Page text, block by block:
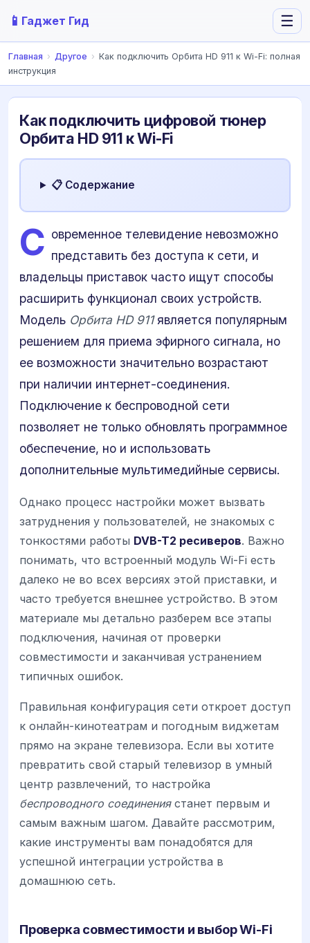
📱 Гаджет Гид ☰
Главная › Другое › Как подключить Орбита HD 911 к Wi-Fi: полная
инструкция
Как подключить цифровой тюнер
Орбита HD 911 к Wi-Fi
📋 Содержание
С овременное телевидение невозможно
представить без доступа к сети, и
владельцы приставок часто ищут способы
расширить функционал своих устройств.
Модель Орбита HD 911является популярным
решением для приема эфирного сигнала, но
ее возможности значительно возрастают
при наличии интернет-соединения.
Подключение к беспроводной сети
позволяет не только обновлять программное
обеспечение, но и использовать
дополнительные мультимедийные сервисы.
Однако процесс настройки может вызвать
затруднения у пользователей, не знакомых с
тонкостями работы DVB-T2 ресиверов. Важно
понимать, что встроенный модуль Wi-Fi есть
далеко не во всех версиях этой приставки, и
часто требуется внешнее устройство. В этом
материале мы детально разберем все этапы
подключения, начиная от проверки
совместимости и заканчивая устранением
типичных ошибок.
Правильная конфигурация сети откроет доступ
к онлайн-кинотеатрам и погодным виджетам
прямо на экране телевизора. Если вы хотите
превратить свой старый телевизор в умный
центр развлечений, то настройка
беспроводного соединениястанет первым и
самым важным шагом. Давайте рассмотрим,
какие инструменты вам понадобятся для
успешной интеграции устройства в
домашнюю сеть.
Проверка совместимости и выбор Wi-Fi